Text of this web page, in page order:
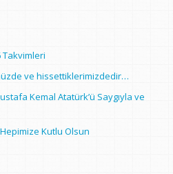
Takvimleri
ve hissettiklerimizdedir…
Kemal Atatürk’ü Saygıyla ve
Kutlu Olsun